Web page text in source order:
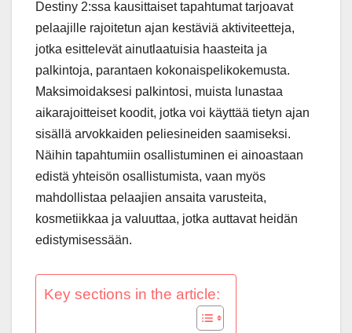
Destiny 2:ssa kausittaiset tapahtumat tarjoavat
pelaajille rajoitetun ajan kestäviä aktiviteetteja,
jotka esittelevät ainutlaatuisia haasteita ja
palkintoja, parantaen kokonaispelikokemusta.
Maksimoidaksesi palkintosi, muista lunastaa
aikarajoitteiset koodit, jotka voi käyttää tietyn ajan
sisällä arvokkaiden peliesineiden saamiseksi.
Näihin tapahtumiin osallistuminen ei ainoastaan
edistä yhteisön osallistumista, vaan myös
mahdollistaa pelaajien ansaita varusteita,
kosmetiikkaa ja valuuttaa, jotka auttavat heidän
edistymisessään.
Key sections in the article: